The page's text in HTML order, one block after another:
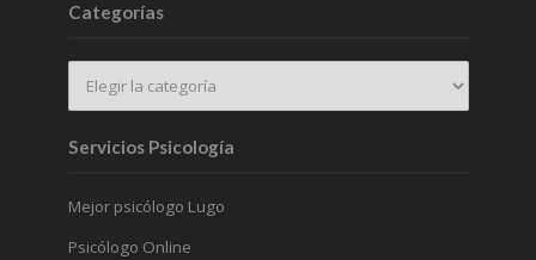
Categorías
Servicios Psicología
Mejor psicólogo Lugo
Psicólogo Online